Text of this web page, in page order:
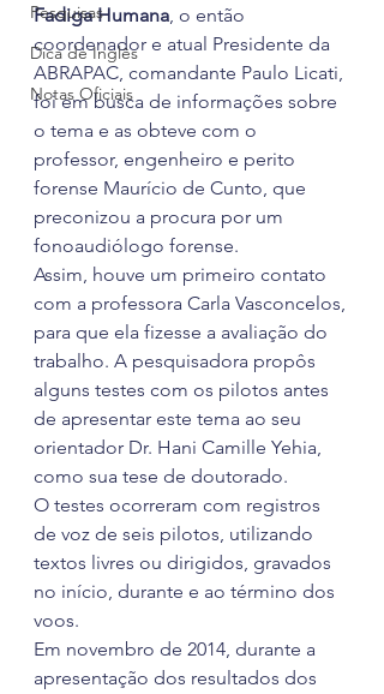
Pesquisas
Dica de Inglês
Notas Oficiais
Fadiga Humana, o então
coordenador e atual Presidente da
ABRAPAC, comandante Paulo Licati,
foi em busca de informações sobre
o tema e as obteve com o
professor, engenheiro e perito
forense Maurício de Cunto, que
preconizou a procura por um
fonoaudiólogo forense.
Assim, houve um primeiro contato
com a professora Carla Vasconcelos,
para que ela fizesse a avaliação do
trabalho. A pesquisadora propôs
alguns testes com os pilotos antes
de apresentar este tema ao seu
orientador Dr. Hani Camille Yehia,
como sua tese de doutorado.
O testes ocorreram com registros
de voz de seis pilotos, utilizando
textos livres ou dirigidos, gravados
no início, durante e ao término dos
voos.
Em novembro de 2014, durante a
apresentação dos resultados dos